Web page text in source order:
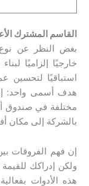
القاسم المشترك
بغض النظر عن نوع
خارجيًا إلزاميًا
استباقيًا لتحسين
هدف أسمى واحد:
مختلفة في صندوق
بالشركة إلى مكان
إن فهم الفروقات
ولكن إدراكك
هذه الأدوات